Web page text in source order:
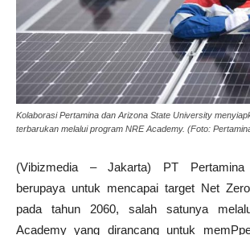
Kolaborasi Pertamina dan Arizona State University
terbarukan melalui program NRE Academy. (Foto:
(Vibizmedia – Jakarta) PT
berupaya untuk mencapai target Net
pada tahun 2060, salah satunya
Academy yang dirancang untuk